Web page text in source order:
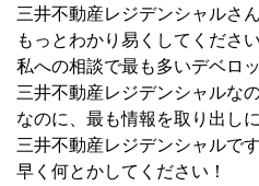
三井不動産レジデンシャルさ
もっとわかり易くしてください
私への相談で最も多いデベロ
三井不動産レジデンシャルなの
なのに、最も情報を取り出し
三井不動産レジデンシャルです
早く何とかしてください！